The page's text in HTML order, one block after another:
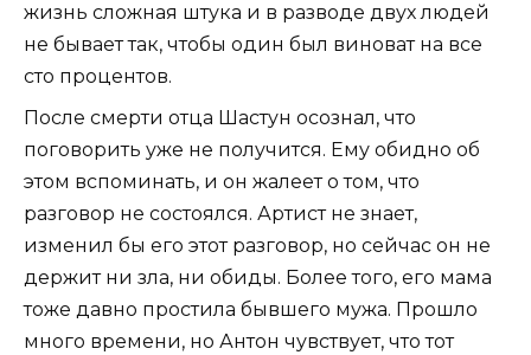
жизнь сложная штука и в разводе двух людей
не бывает так, чтобы один был виноват на все
сто процентов.
После смерти отца Шастун осознал, что
поговорить уже не получится. Ему обидно об
этом вспоминать, и он жалеет о том, что
разговор не состоялся. Артист не знает,
изменил бы его этот разговор, но сейчас он не
держит ни зла, ни обиды. Более того, его мама
тоже давно простила бывшего мужа. Прошло
много времени, но Антон чувствует, что тот